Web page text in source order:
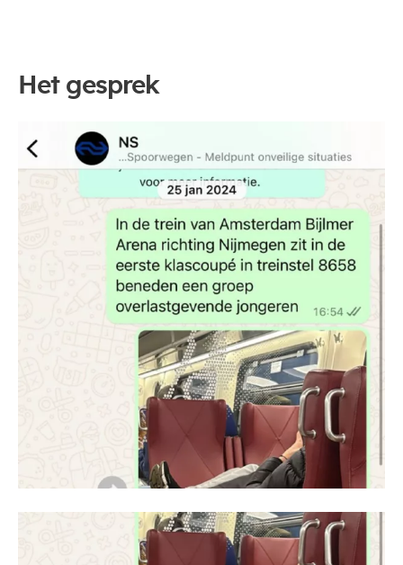
Het gesprek